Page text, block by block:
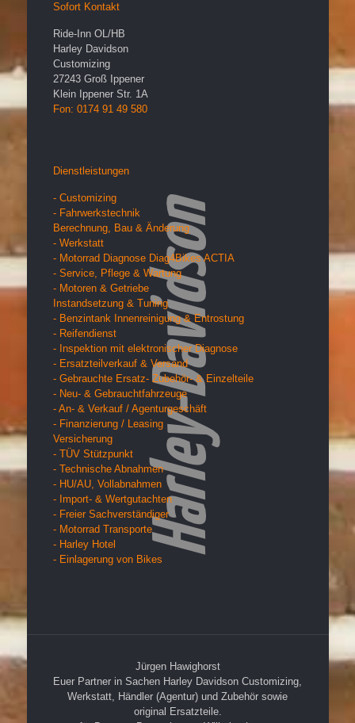
Sofort Kontakt
Ride-Inn OL/HB
Harley Davidson
Customizing
27243 Groß Ippener
Klein Ippener Str. 1A
Fon: 0174 91 49 580
Dienstleistungen
- Customizing
- Fahrwerkstechnik
Berechnung, Bau & Änderung
- Werkstatt
- Motorrad Diagnose Diag4Bikes ACTIA
- Service, Pflege & Wartung
- Motoren & Getriebe
Instandsetzung & Tuning
- Benzintank Innenreinigung & Entrostung
- Reifendienst
- Inspektion mit elektronischer Diagnose
- Ersatzteilverkauf & Versand
- Gebrauchte Ersatz- Zubehör- & Einzelteile
- Neu- & Gebrauchtfahrzeuge
- An- & Verkauf / Agenturgeschäft
- Finanzierung / Leasing
Versicherung
- TÜV Stützpunkt
- Technische Abnahmen
- HU/AU, Vollabnahmen
- Import- & Wertgutachten
- Freier Sachverständiger
- Motorrad Transporte
- Harley Hotel
- Einlagerung von Bikes
Jürgen Hawighorst
Euer Partner in Sachen Harley Davidson Customizing,
Werkstatt, Händler (Agentur) und Zubehör sowie
original Ersatzteile.